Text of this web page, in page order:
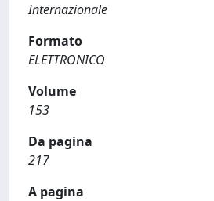
Internazionale
Formato
ELETTRONICO
Volume
153
Da pagina
217
A pagina